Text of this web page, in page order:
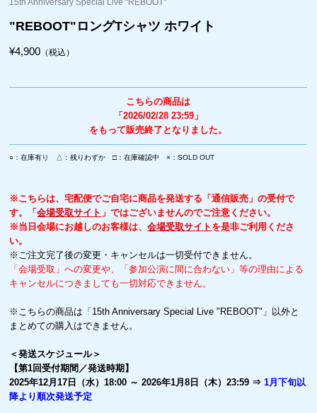
15th Anniversary Special Live "REBOOT"
"REBOOT"ロングTシャツ ホワイト
¥4,900（税込）
こちらの商品は
「2026/02/28 23:59」
をもって販売終了となりました。
○：在庫有り △：残りわずか □：在庫確認中 ×：SOLD OUT
※こちらは、宅配便でご自宅に商品を発送する「通信販売」の受付で
す。「会場受取サイト」ではございませんのでご注意ください。
※当日会場にお越しのお客様は、会場受取サイトを是非ご利用くださ
い。
※ご注文完了後の変更・キャンセルは一切受付できません。
「会場受取」への変更や、「参加公演に間に合わない」等の理由による
キャンセルにつきましても一切対応できません。
※こちらの商品は「15th Anniversary Special Live "REBOOT"」以外と
まとめての購入はできません。
＜発送スケジュール＞
【第1回受付期間／発送時期】
2025年12月17日（水）18:00 ～ 2026年1月8日（木）23:59 ⇒1月下旬以
降より順次発送予定